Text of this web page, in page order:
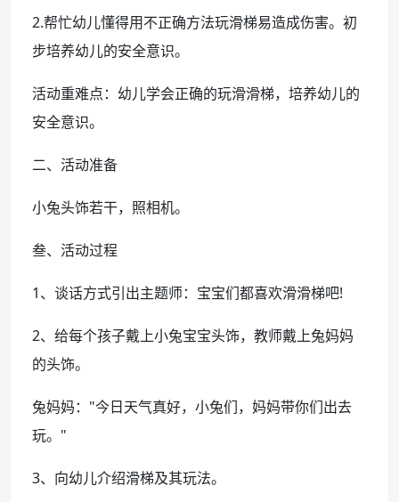
2.帮忙幼儿懂得用不正确方法玩滑梯易造成伤害。初
步培养幼儿的安全意识。
活动重难点：幼儿学会正确的玩滑滑梯，培养幼儿的
安全意识。
二、活动准备
小兔头饰若干，照相机。
叁、活动过程
1、谈话方式引出主题师：宝宝们都喜欢滑滑梯吧!
2、给每个孩子戴上小兔宝宝头饰，教师戴上兔妈妈
的头饰。
兔妈妈："今日天气真好，小兔们，妈妈带你们出去
玩。"
3、向幼儿介绍滑梯及其玩法。